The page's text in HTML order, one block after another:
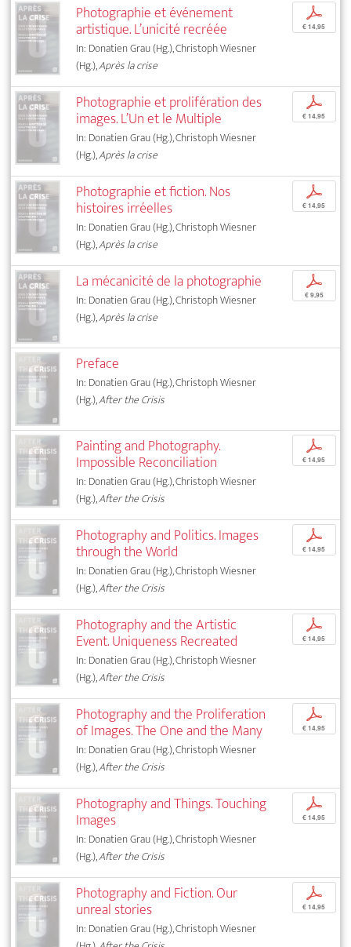
Photographie et événement
artistique. L’unicité recréée
In: Donatien Grau (Hg.), Christoph Wiesner
(Hg.),Après la crise
p
€ 14,95
Photographie et prolifération des
images. L’Un et le Multiple
In: Donatien Grau (Hg.), Christoph Wiesner
(Hg.),Après la crise
p
€ 14,95
Photographie et fiction. Nos
histoires irréelles
In: Donatien Grau (Hg.), Christoph Wiesner
(Hg.),Après la crise
p
€ 14,95
La mécanicité de la photographie
In: Donatien Grau (Hg.), Christoph Wiesner
(Hg.),Après la crise
p
€ 9,95
Preface
In: Donatien Grau (Hg.), Christoph Wiesner
(Hg.),After the Crisis
Painting and Photography.
Impossible Reconciliation
In: Donatien Grau (Hg.), Christoph Wiesner
(Hg.),After the Crisis
p
€ 14,95
Photography and Politics. Images
through the World
In: Donatien Grau (Hg.), Christoph Wiesner
(Hg.),After the Crisis
p
€ 14,95
Photography and the Artistic
Event. Uniqueness Recreated
In: Donatien Grau (Hg.), Christoph Wiesner
(Hg.),After the Crisis
p
€ 14,95
Photography and the Proliferation
of Images. The One and the Many
In: Donatien Grau (Hg.), Christoph Wiesner
(Hg.),After the Crisis
p
€ 14,95
Photography and Things. Touching
Images
In: Donatien Grau (Hg.), Christoph Wiesner
(Hg.),After the Crisis
p
€ 14,95
Photography and Fiction. Our
unreal stories
In: Donatien Grau (Hg.), Christoph Wiesner
p
€ 14,95